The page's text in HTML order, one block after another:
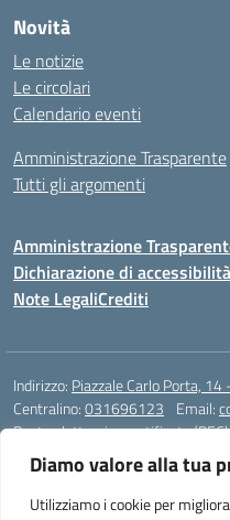
Diamo valore alla tua
Utilizziamo i cookie per
Novità
Le notizie
Le circolari
Calendario eventi
Amministrazione Trasparente
Tutti gli argomenti
Amministrazione
Dichiarazione di accessibilità
Note LegaliCrediti
Indirizzo: Piazzale Carlo Porta,
Centralino:031696123 Email:
Posta elettronica certificata
Codice fiscale: 82002040135
Codice meccanografico: